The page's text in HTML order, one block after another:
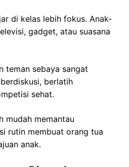
di kelas lebih fokus. Anak-
gadget, atau suasana
teman sebaya sangat
berlatih
sehat.
mudah memantau
rutin membuat orang tua
anak.